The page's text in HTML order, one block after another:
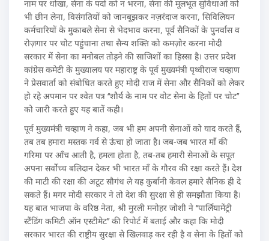
नाम पर धोखा, सेना के पदों को न भरना, सेना की मूलभूत सुविधाओं को
भी छीन लेना, विसंगतियों को जानबूझकर नज़रंदाज करना, सिविलियन
कर्मचारियों के मुकाबले सेना से भेदभाव करना, पूर्व सैनिकों के पुनर्वास व
रोज़गार पर चोट पहुंचाना तथा सैन्य शक्ति को कमज़ोर करना मोदी
सरकार में सेना का मनोबल तोड़ने की साजिशों का हिस्सा है। उत्तर प्रदेश
कांग्रेस कमेटी के मुख्यालय पर महाराष्ट्र के पूर्व मुख्यमंत्री पृथ्वीराज चव्हाण
ने प्रेसवार्ता को संबोधित करते हुए मोदी राज में सेना और सैनिकों को लेकर
हो रहे अपमान पर श्वेत पत्र ‘‘शौर्य के नाम पर वोट सेना के हितों पर चोट’’
को जारी करते हुए यह बातें कही।
पूर्व मुख्यमंत्री चव्हाण ने कहा, जब भी हम अपनी सेनाओं को याद करते हैं,
तब तब हमारा मस्तक गर्व से ऊंचा हो जाता है। जब-जब भारत माँ की
गरिमा पर आँच आती है, हमला होता है, तब-तब हमारी सेनाओं के सपूत
अपना सर्वोच्च बलिदान देकर भी भारत माँ के गौरव की रक्षा करते हैं। देश
की माटी की रक्षा की अटूट सौगंध ले यह कुर्बानी केवल हमारे सैनिक ही दे
सकते हैं। मगर मोदी सरकार ने तो देश की सुरक्षा से ही समझौता किया है।
यह बात भाजपा के वरिष्ठ नेता, श्री मुरली मनोहर जोशी ने ‘‘पार्लियामेंट्री
स्टैंडिंग कमिटी ऑन एस्टीमेट’’ की रिपोर्ट में बताई और कहा कि मोदी
सरकार भारत की राष्ट्रीय सुरक्षा से खिलवाड़ कर रही है व सेना के हितों को